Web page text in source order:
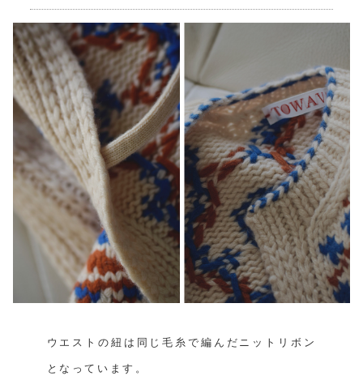
ウエストの紐は同じ毛糸で編んだニットリボン
となっています。